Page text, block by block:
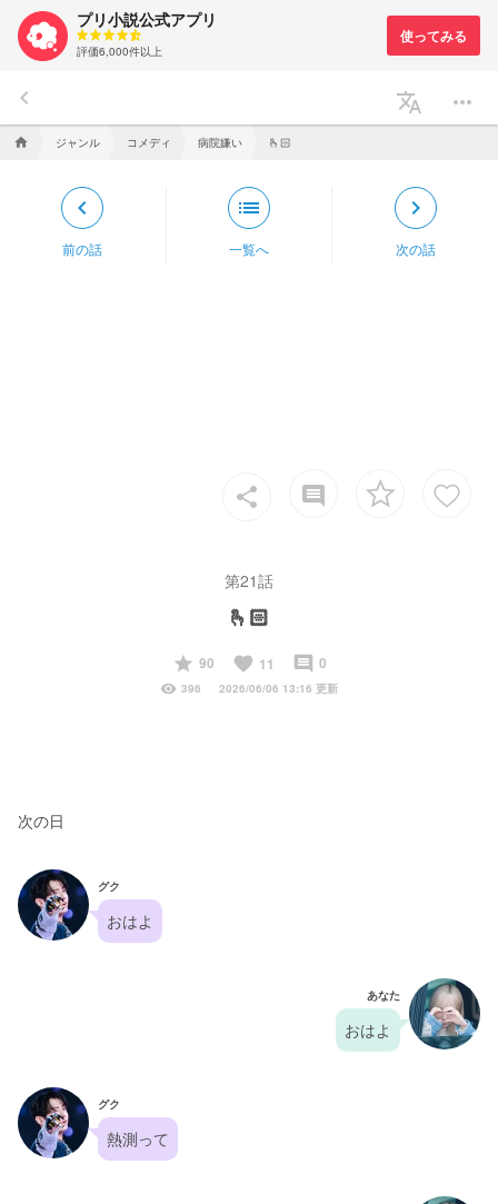
プリ小説公式アプリ
評価6,000件以上
keyboard_arrow_left translate more_horiz
home ジャンル コメディ 病院嫌い 🫰🏻
keyboard_arrow_left
前の話
list
一覧へ
keyboard_arrow_right
次の話
share insert_comment
第21話
🫰🏻
start
90 favorite 11 insert_comment 0
visibility 396 2026/06/06 13:16 更新
次の日
グク
おはよ
あなた
おはよ
グク
熱測って